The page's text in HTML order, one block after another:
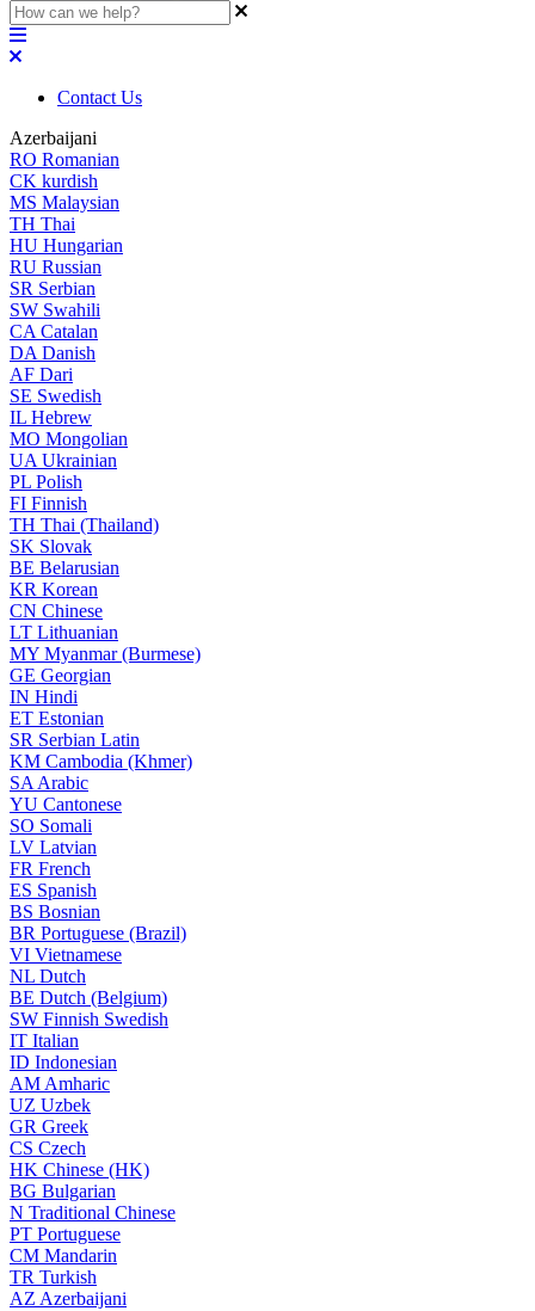
Contact Us
Azerbaijani
RO Romanian
CK kurdish
MS Malaysian
TH Thai
HU Hungarian
RU Russian
SR Serbian
SW Swahili
CA Catalan
DA Danish
AF Dari
SE Swedish
IL Hebrew
MO Mongolian
UA Ukrainian
PL Polish
FI Finnish
TH Thai (Thailand)
SK Slovak
BE Belarusian
KR Korean
CN Chinese
LT Lithuanian
MY Myanmar (Burmese)
GE Georgian
IN Hindi
ET Estonian
SR Serbian Latin
KM Cambodia (Khmer)
SA Arabic
YU Cantonese
SO Somali
LV Latvian
FR French
ES Spanish
BS Bosnian
BR Portuguese (Brazil)
VI Vietnamese
NL Dutch
BE Dutch (Belgium)
SW Finnish Swedish
IT Italian
ID Indonesian
AM Amharic
UZ Uzbek
GR Greek
CS Czech
HK Chinese (HK)
BG Bulgarian
N Traditional Chinese
PT Portuguese
CM Mandarin
TR Turkish
AZ Azerbaijani